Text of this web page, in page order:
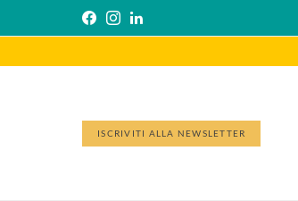
ISCRIVITI ALLA NEWSLETTER